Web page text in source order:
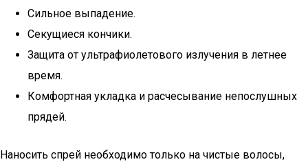
Сильное выпадение.
Секущиеся кончики.
Защита от ультрафиолетового излучения в летнее
время.
Комфортная укладка и расчесывание непослушных
прядей.
Наносить спрей необходимо только на чистые волосы,